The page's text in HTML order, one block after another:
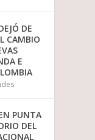
DE
CAMBIO
E
PUNTA
DEL